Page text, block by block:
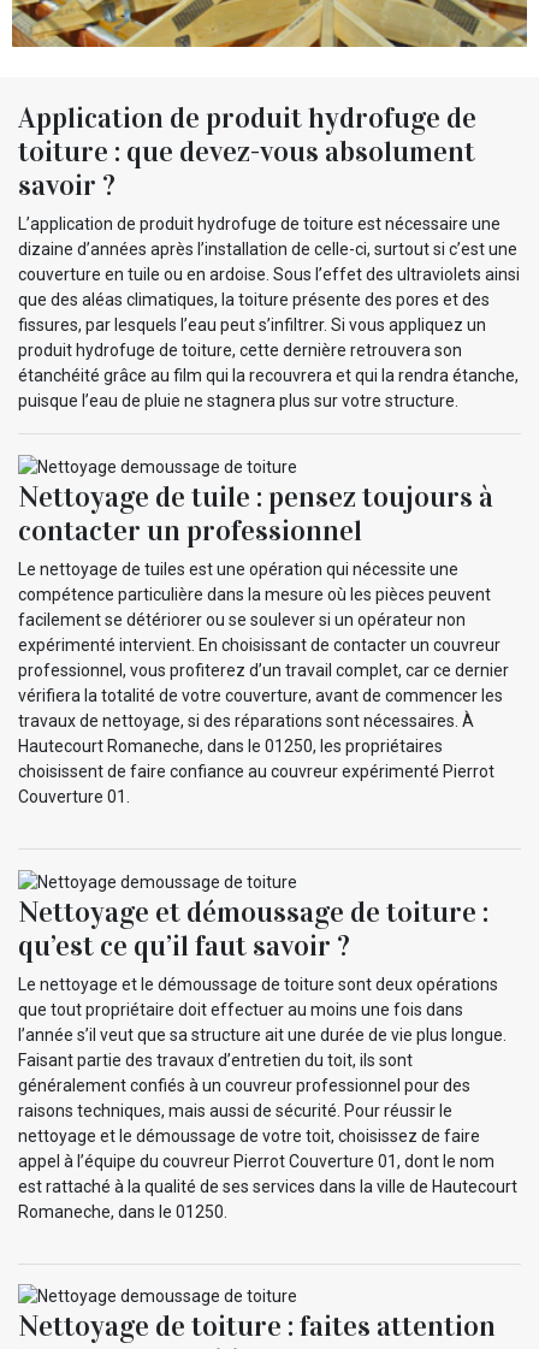
Application de produit hydrofuge de
toiture : que devez-vous absolument
savoir ?
L’application de produit hydrofuge de toiture est nécessaire une
dizaine d’années après l’installation de celle-ci, surtout si c’est une
couverture en tuile ou en ardoise. Sous l’effet des ultraviolets ainsi
que des aléas climatiques, la toiture présente des pores et des
fissures, par lesquels l’eau peut s’infiltrer. Si vous appliquez un
produit hydrofuge de toiture, cette dernière retrouvera son
étanchéité grâce au film qui la recouvrera et qui la rendra étanche,
puisque l’eau de pluie ne stagnera plus sur votre structure.
Nettoyage de tuile : pensez toujours à
contacter un professionnel
Le nettoyage de tuiles est une opération qui nécessite une
compétence particulière dans la mesure où les pièces peuvent
facilement se détériorer ou se soulever si un opérateur non
expérimenté intervient. En choisissant de contacter un couvreur
professionnel, vous profiterez d’un travail complet, car ce dernier
vérifiera la totalité de votre couverture, avant de commencer les
travaux de nettoyage, si des réparations sont nécessaires. À
Hautecourt Romaneche, dans le 01250, les propriétaires
choisissent de faire confiance au couvreur expérimenté Pierrot
Couverture 01.
Nettoyage et démoussage de toiture :
qu’est ce qu’il faut savoir ?
Le nettoyage et le démoussage de toiture sont deux opérations
que tout propriétaire doit effectuer au moins une fois dans
l’année s’il veut que sa structure ait une durée de vie plus longue.
Faisant partie des travaux d’entretien du toit, ils sont
généralement confiés à un couvreur professionnel pour des
raisons techniques, mais aussi de sécurité. Pour réussir le
nettoyage et le démoussage de votre toit, choisissez de faire
appel à l’équipe du couvreur Pierrot Couverture 01, dont le nom
est rattaché à la qualité de ses services dans la ville de Hautecourt
Romaneche, dans le 01250.
Nettoyage de toiture : faites attention